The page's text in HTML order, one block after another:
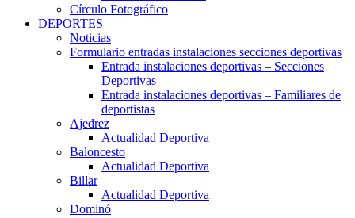
Círculo Fotográfico
DEPORTES
Noticias
Formulario entradas instalaciones secciones deportivas
Entrada instalaciones deportivas – Secciones
Deportivas
Entrada instalaciones deportivas – Familiares de
deportistas
Ajedrez
Actualidad Deportiva
Baloncesto
Actualidad Deportiva
Billar
Actualidad Deportiva
Dominó